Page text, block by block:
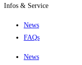
Infos & Service
News
FAQs
News